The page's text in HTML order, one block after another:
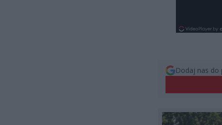
Dodaj nas do